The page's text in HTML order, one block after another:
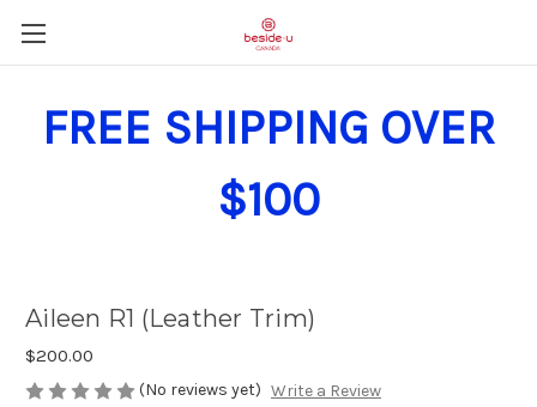
FREE SHIPPING OVER
$100
Aileen R1 (Leather Trim)
$200.00
(No reviews yet) Write a Review